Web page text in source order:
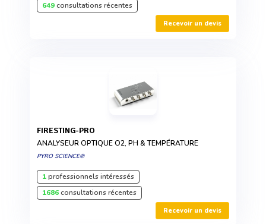
649consultations récentes
Recevoir un devis
FIRESTING-PRO
ANALYSEUR OPTIQUE O2, PH & TEMPÉRATURE
PYRO SCIENCE®
1professionnels intéressés
1686consultations récentes
Recevoir un devis